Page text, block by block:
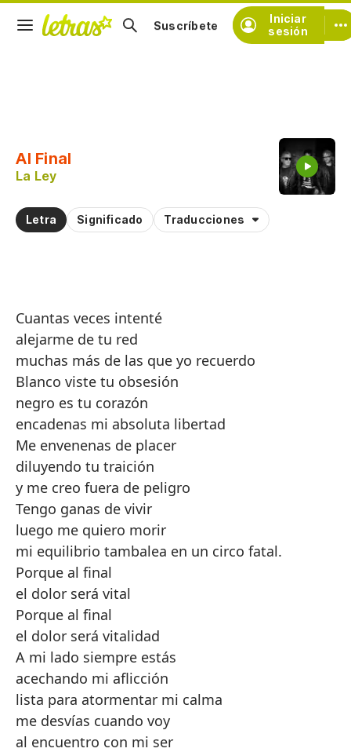
Iniciar
sesión
Suscríbete
Al Final
La Ley
Letra Significado Traducciones
Cuantas veces intenté
alejarme de tu red
muchas más de las que yo recuerdo
Blanco viste tu obsesión
negro es tu corazón
encadenas mi absoluta libertad
Me envenenas de placer
diluyendo tu traición
y me creo fuera de peligro
Tengo ganas de vivir
luego me quiero morir
mi equilibrio tambalea en un circo fatal.
Porque al final
el dolor será vital
Porque al final
el dolor será vitalidad
A mi lado siempre estás
acechando mi aflicción
lista para atormentar mi calma
me desvías cuando voy
al encuentro con mi ser
Practicar la pronunciación de